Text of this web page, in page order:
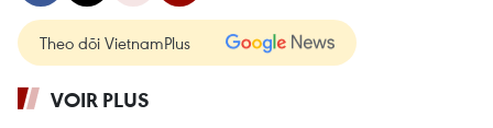
Theo dõi VietnamPlus
VOIR PLUS